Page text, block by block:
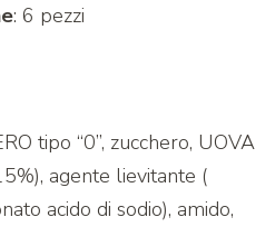
: 6 pezzi
tipo “0”, zucchero, UOVA
agente lievitante (
acido di sodio), amido,